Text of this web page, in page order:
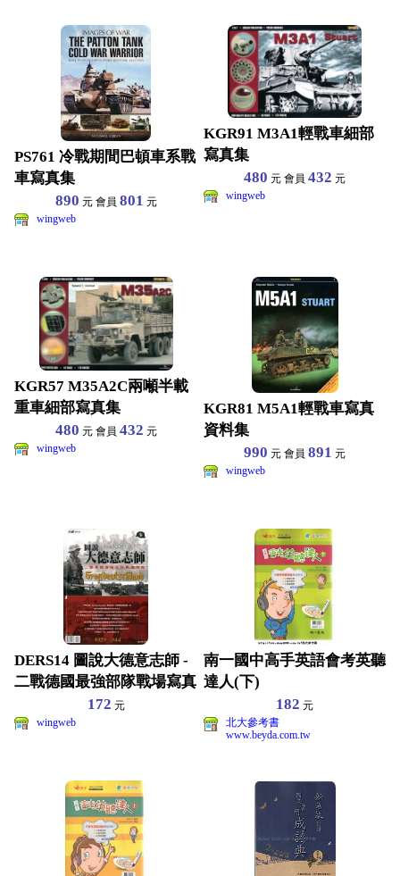
PS761 冷戰期間巴頓車系戰
車寫真集
890 元 會員 801 元
wingweb
KGR91 M3A1輕戰車細部
寫真集
480 元 會員432 元
wingweb
KGR57 M35A2C兩噸半載
重車細部寫真集
480 元 會員 432 元
wingweb
KGR81 M5A1輕戰車寫真
資料集
990 元 會員891 元
wingweb
DERS14 圖說大德意志師 -
二戰德國最強部隊戰場寫真
172 元
wingweb
南一國中高手英語會考英聽
達人(下)
182 元
北大參考書
www.beyda.com.tw